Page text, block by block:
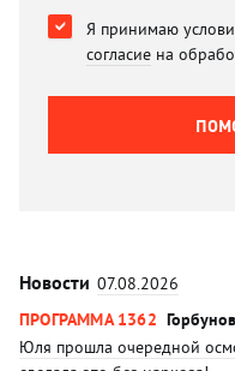
Я принимаю
согласие на
Новости 07.08.2026
ПРОГРАММА 1362
Юля прошла очередной